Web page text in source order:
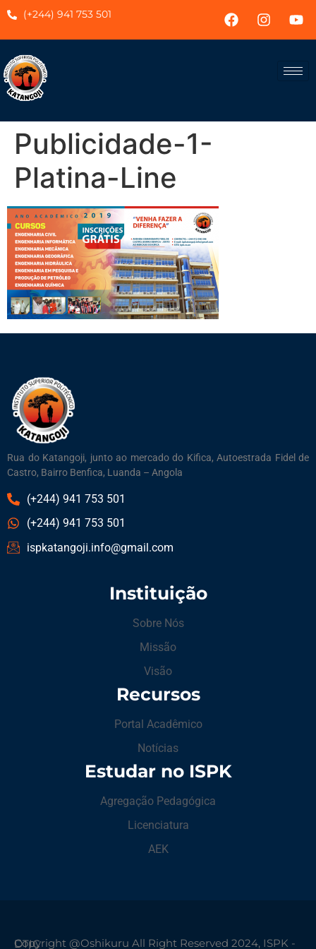
(+244) 941 753 501
Publicidade-1-
Platina-Line
Rua do Katangoji, junto ao mercado do Kifica, Autoestrada Fidel de
Castro, Bairro Benfica, Luanda – Angola
(+244) 941 753 501
(+244) 941 753 501
ispkatangoji.info@gmail.com
Instituição
Sobre Nós
Missão
Visão
Recursos
Portal Acadêmico
Notícias
Estudar no ISPK
Agregação Pedagógica
Licenciatura
AEK
Copyright @Oshikuru All Right Reserved 2024, ISPK - DTIC